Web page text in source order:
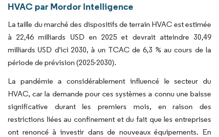
HVAC par Mordor Intelligence
La taille du marché des dispositifs de terrain HVAC est estimée
à 22,46 milliards USD en 2025 et devrait atteindre 30,49
milliards USD d'ici 2030, à un TCAC de 6,3 % au cours de la
période de prévision (2025-2030).
La pandémie a considérablement influencé le secteur du
HVAC, car la demande pour ces systèmes a connu une baisse
significative durant les premiers mois, en raison des
restrictions liées au confinement et du fait que les entreprises
ont renoncé à investir dans de nouveaux équipements. En